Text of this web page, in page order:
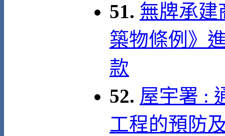
51. 無牌承建
築物條例》
款
52. 屋宇署 :
工程的預防